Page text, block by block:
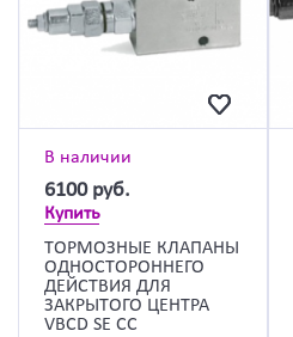
В наличии
6100 руб.
Купить
ТОРМОЗНЫЕ КЛАПАНЫ
ОДНОСТОРОННЕГО
ДЕЙСТВИЯ ДЛЯ
ЗАКРЫТОГО ЦЕНТРА
VBCD SE CC